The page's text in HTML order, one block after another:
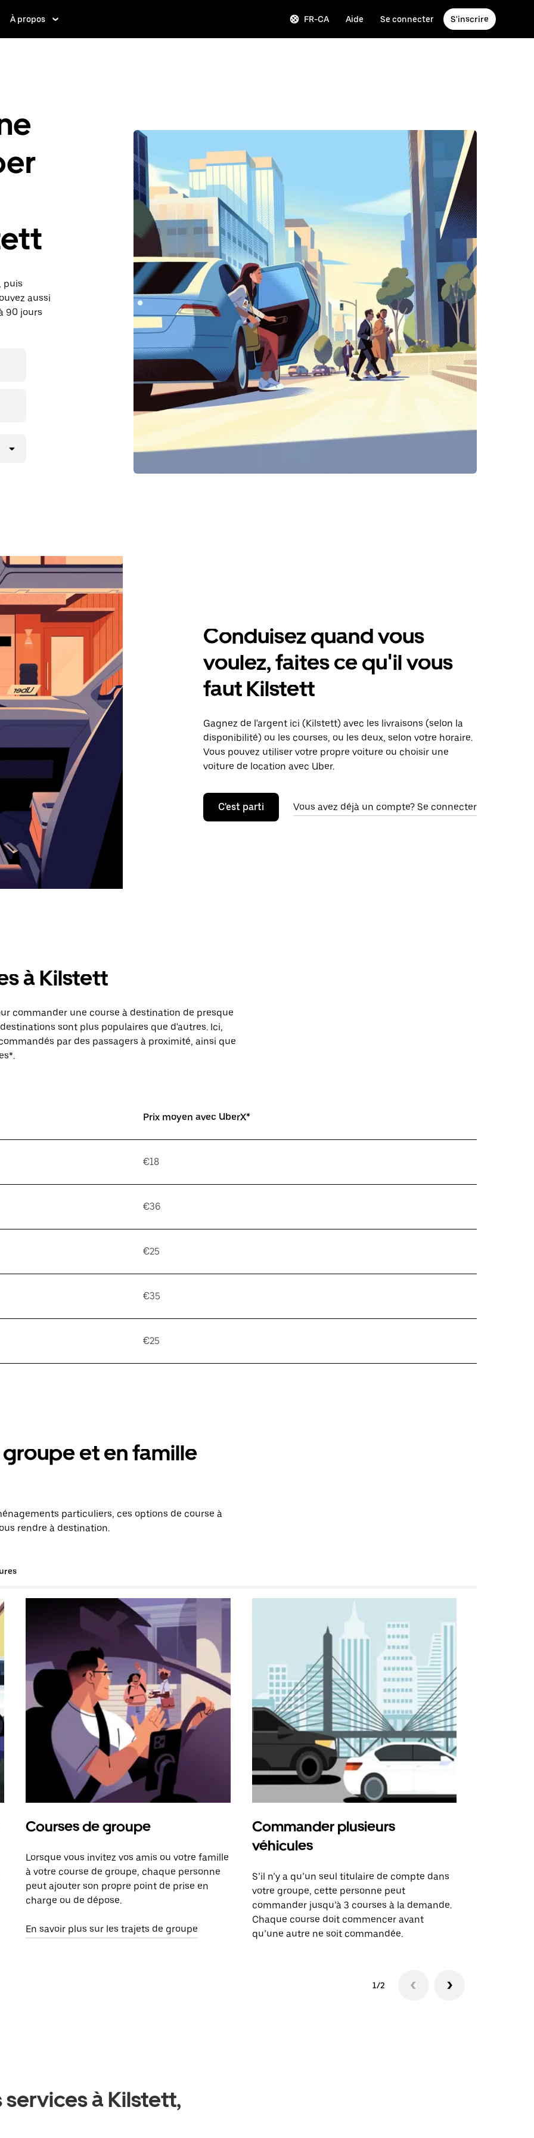
À propos FR-CA Aide Se connecter S'inscrire
puis
aussi
90 jours
Conduisez quand vous
voulez, faites ce qu'il vous
faut Kilstett
Gagnez de l'argent ici (Kilstett) avec les livraisons (selon la
disponibilité) ou les courses, ou les deux, selon votre horaire.
Vous pouvez utiliser votre propre voiture ou choisir une
voiture de location avec Uber.
C'est parti Vous avez déjà un compte? Se connecter
à Kilstett
commander une course à destination de presque
sont plus populaires que d'autres. Ici,
par des passagers à proximité, ainsi que
Prix moyen avec UberX*
€18
€36
€25
€35
€25
et en famille
particuliers, ces options de course à
rendre à destination.
Courses de groupe
Lorsque vous invitez vos amis ou votre famille
à votre course de groupe, chaque personne
peut ajouter son propre point de prise en
charge ou de dépose.
En savoir plus sur les trajets de groupe
Commander plusieurs
véhicules
S’il n’y a qu’un seul titulaire de compte dans
votre groupe, cette personne peut
commander jusqu’à 3 courses à la demande.
Chaque course doit commencer avant
qu’une autre ne soit commandée.
1/2
à Kilstett,